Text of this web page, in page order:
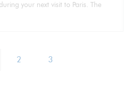
your next visit to Paris. The
2 3